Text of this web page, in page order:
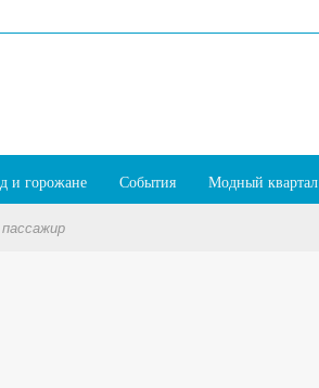
и горожане События Модный квартал
пассажир